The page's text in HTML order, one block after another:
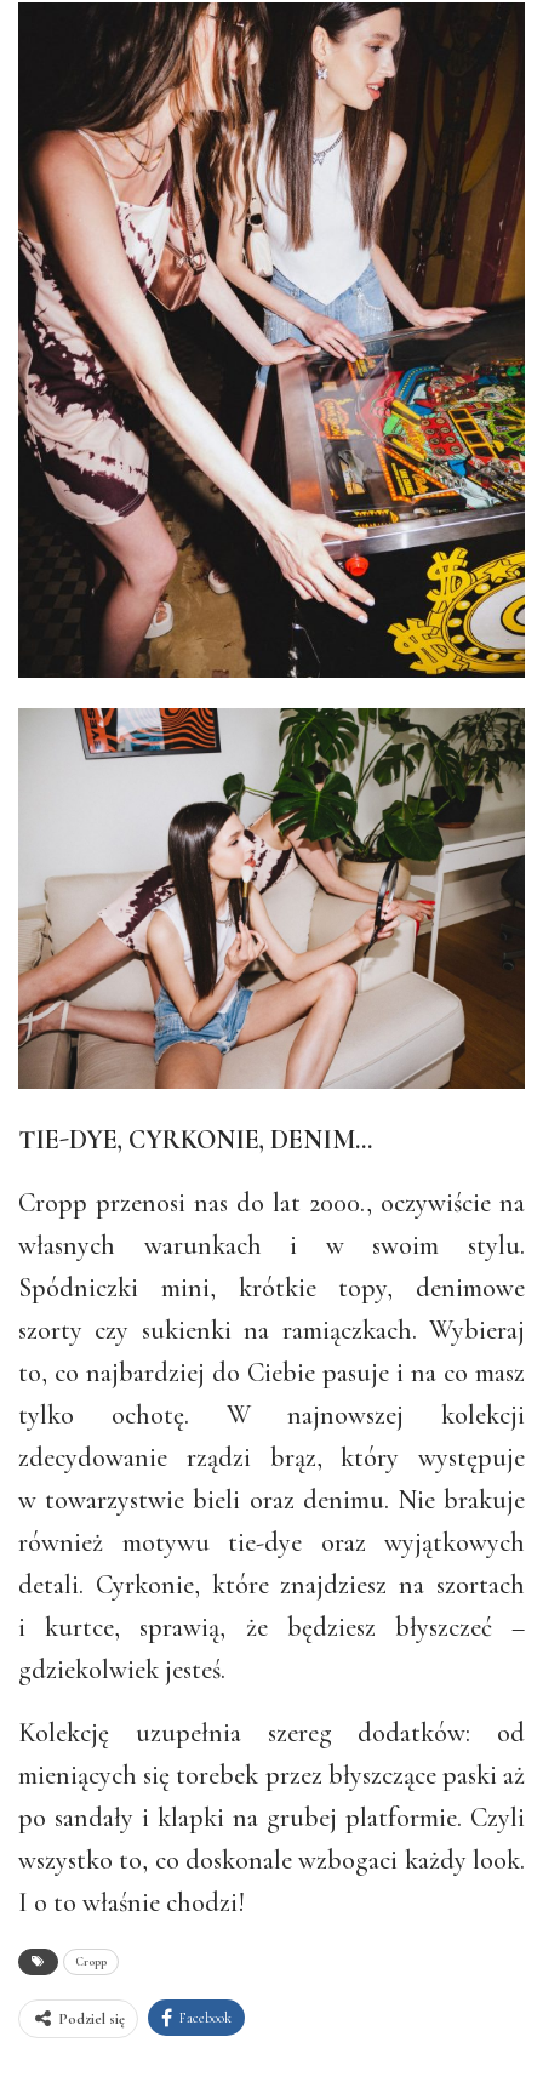
TIE-DYE, CYRKONIE, DENIM…
Cropp przenosi nas do lat 2000., oczywiście na
własnych warunkach i w swoim stylu.
Spódniczki mini, krótkie topy, denimowe
szorty czy sukienki na ramiączkach. Wybieraj
to, co najbardziej do Ciebie pasuje i na co masz
tylko ochotę. W najnowszej kolekcji
zdecydowanie rządzi brąz, który występuje
w towarzystwie bieli oraz denimu. Nie brakuje
również motywu tie-dye oraz wyjątkowych
detali. Cyrkonie, które znajdziesz na szortach
i kurtce, sprawią, że będziesz błyszczeć –
gdziekolwiek jesteś.
Kolekcję uzupełnia szereg dodatków: od
mieniących się torebek przez błyszczące paski aż
po sandały i klapki na grubej platformie. Czyli
wszystko to, co doskonale wzbogaci każdy look.
I o to właśnie chodzi!
Cropp
Podziel się Facebook